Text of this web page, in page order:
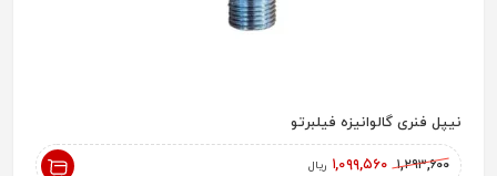
نیپل فنری گالوانیزه فیلبرتو
۱,۲۹۳,۶۰۰ ۱,۰۹۹,۵۶۰ ریال